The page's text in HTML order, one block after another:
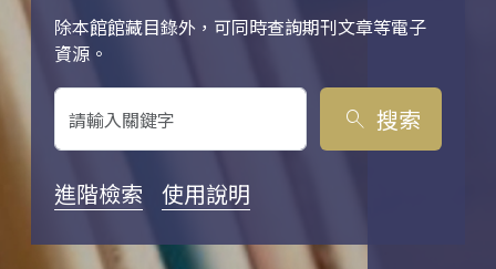
除本館館藏目錄外，可同時查詢期刊文章等電子
資源。
關鍵字搜尋
search 搜索
進階檢索 使用說明